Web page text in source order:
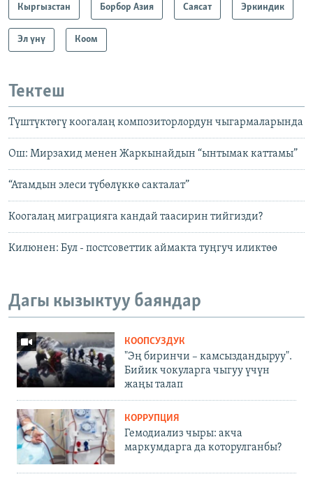
Кыргызстан Борбор Азия Саясат Эркиндик
Эл үнү Коом
Тектеш
Түштүктөгү коогалаң композиторлордун чыгармаларында
Ош: Мирзахид менен Жаркынайдын “ынтымак каттамы”
“Атамдын элеси түбөлүккө сакталат”
Коогалаң миграцияга кандай таасирин тийгизди?
Килюнен: Бул - постсоветтик аймакта туңгуч иликтөө
Дагы кызыктуу баяндар
КООПСУЗДУК
"Эң биринчи – камсыздандыруу".
Бийик чокуларга чыгуу үчүн
жаңы талап
КОРРУПЦИЯ
Гемодиализ чыры: акча
маркумдарга да которулганбы?